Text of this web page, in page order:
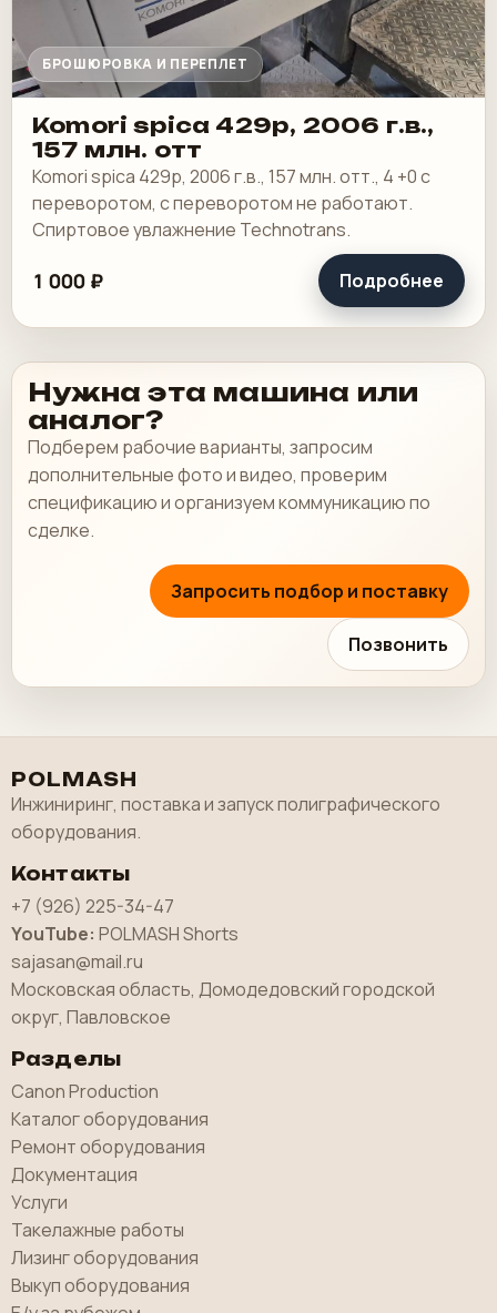
БРОШЮРОВКА И ПЕРЕПЛЕТ
Komori spica 429p, 2006 г.в.,
157 млн. отт
Komori spica 429p, 2006 г.в., 157 млн. отт., 4 +0 с
переворотом, с переворотом не работают.
Спиртовое увлажнение Technotrans.
1 000 ₽ Подробнее
Нужна эта машина или
аналог?
Подберем рабочие варианты, запросим
дополнительные фото и видео, проверим
спецификацию и организуем коммуникацию по
сделке.
Запросить подбор и поставку
Позвонить
POLMASH
Инжиниринг, поставка и запуск полиграфического
оборудования.
Контакты
+7 (926) 225-34-47
YouTube: POLMASH Shorts
sajasan@mail.ru
Московская область, Домодедовский городской
округ, Павловское
Разделы
Canon Production
Каталог оборудования
Ремонт оборудования
Документация
Услуги
Такелажные работы
Лизинг оборудования
Выкуп оборудования